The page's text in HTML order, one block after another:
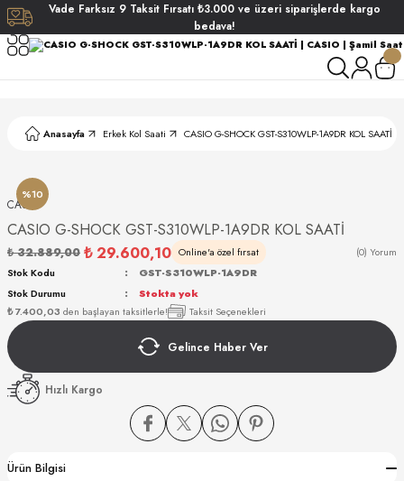
Vade Farksız 9 Taksit Fırsatı ₺3.000 ve üzeri siparişlerde kargo
bedava!
Anasayfa Erkek Kol Saati CASIO G-SHOCK GST-S310WLP-1A9DR KOL SAATİ
%10
CASIO
CASIO G-SHOCK GST-S310WLP-1A9DR KOL SAATİ
₺ 32.889,00 ₺ 29.600,10 Online'a özel fırsat (0) Yorum
₺ 7.400,03 den başlayan taksitlerle! Taksit Seçenekleri
Stok Kodu
GST-S310WLP-1A9DR
Stok Durumu
Stokta yok
Gelince Haber Ver
Hızlı Kargo
Ürün Bilgisi